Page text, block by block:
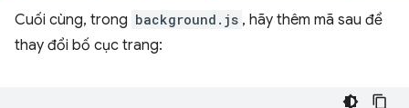
Cuối cùng, trong background.js , hãy thêm mã sau để
thay đổi bố cục trang: